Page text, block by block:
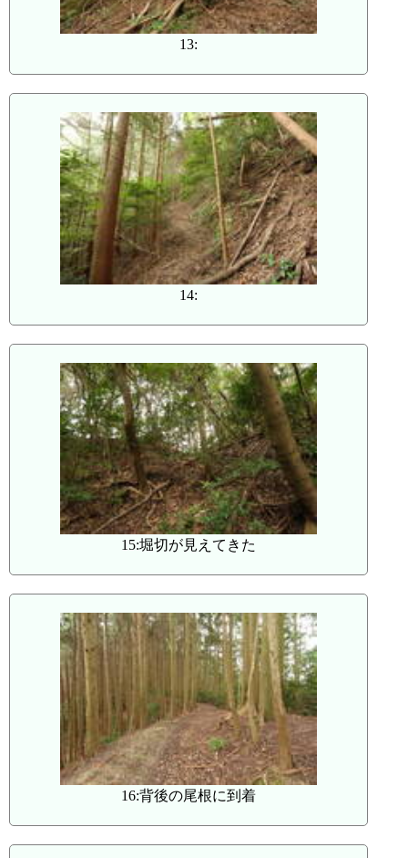
13:
14:
15:堀切が見えてきた
16:背後の尾根に到着